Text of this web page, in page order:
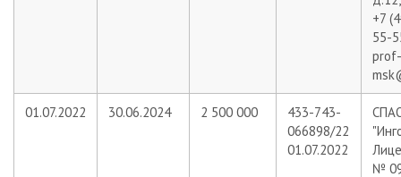
+7
55-
prof-
01.07.2022 30.06.2024 2 500 000
433-743-
066898/22
01.07.2022
№